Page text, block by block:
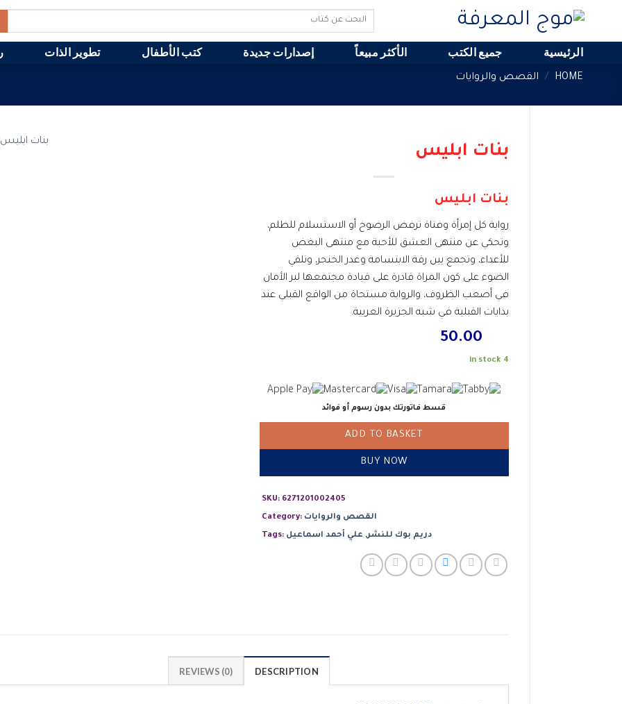
content
Search
الرئيسية جميع الكتب الأكثر مبيعاً إصدارات جديدة كتب الأطفال تطوير الذات
HOME
/ القصص والروايات
بنات ابليس
بنات ابليس
رواية كل إمرأة وفتاة ترفض الرضوخ أو الاستسلام للظلم،
وتحكي عن منتهى العشق للأحبة مع منتهى البغض
للأعداء، وتجمع بين رقة الابتسامة وغدر الخنجر، وتلقي
الضوء على كون المراة قادرة على قيادة مجتمعها لبر الأمان
في أصعب الظروف، والرواية مستحاة من الواقع القبلي عند
بدايات القبلية في شبه الجزيرة العريية.
4 in stock
قسط فاتورتك بدون رسوم أو فوائد
ADD TO BASKET
BUY NOW
SKU: 6271201002405
Category: القصص والروايات
Tags:
دريم بوك للنشر, علي أحمد اسماعيل‎
DESCRIPTION
REVIEWS (0)